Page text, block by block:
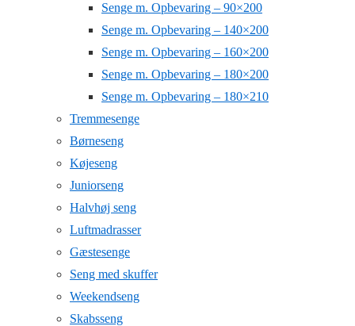
Senge m. Opbevaring – 90×200
Senge m. Opbevaring – 140×200
Senge m. Opbevaring – 160×200
Senge m. Opbevaring – 180×200
Senge m. Opbevaring – 180×210
Tremmesenge
Børneseng
Køjeseng
Juniorseng
Halvhøj seng
Luftmadrasser
Gæstesenge
Seng med skuffer
Weekendseng
Skabsseng